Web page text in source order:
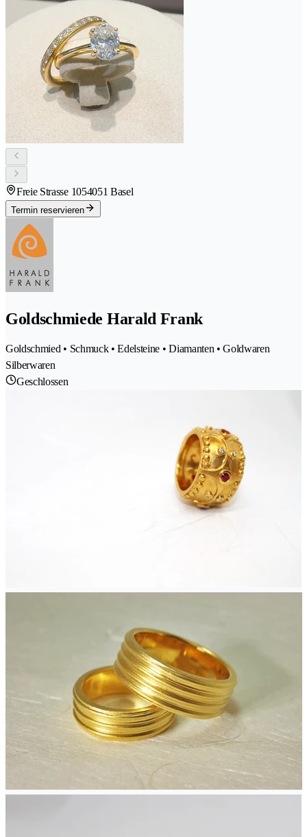
Freie Strasse 1054051 Basel
Termin reservieren
Goldschmiede Harald Frank
Goldschmied • Schmuck • Edelsteine • Diamanten • Goldwaren
Silberwaren
Geschlossen